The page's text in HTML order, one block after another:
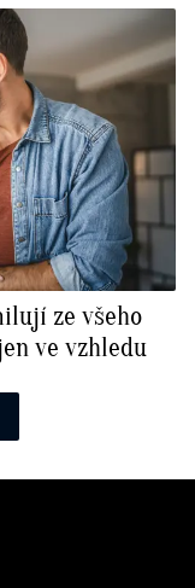
ze všeho
ve vzhledu